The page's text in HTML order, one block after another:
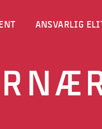
ANSVARLIG